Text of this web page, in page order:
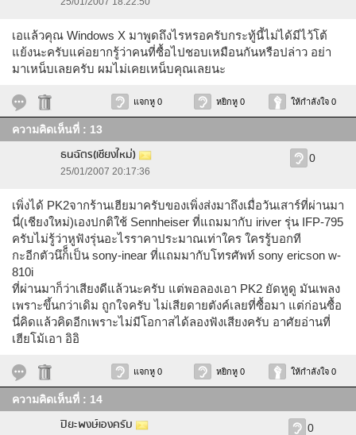
เอแล้วคุณ Windows X มาพูดถึงไรหรอครับกระทู้นี้ไม่ได้มีไว้โต้
แย้งนะครับแค่อยากรู้ว่าคนที่ซื้อไปชอบเหมือนกันหรือปล่าว อย่า
มาเหน็บเลยครับ ผมไม่เคยเหน็บคุณเลยนะ
แจกหู 0 หยิกหู 0 ให้กำลังใจ 0
ความคิดเห็นที่ : 13
ธนฉัตร(เชียงใหม่)
25/01/2007 20:17:36
0
เพิ่งได้ PK2จากร้านเฮียมาครับของเพิ่งส่งมาถึงเมื่อวันเสาร์ที่ผ่านมา
นี่(เชียงใหม่)เองปกติใช้ Sennheiser ที่แถมมากับ iriver รุ่น IFP-795
ครับไม่รู้ว่าหูฟังรุ่นอะไรราคาประมาณเท่าใคร ใครรู้บอกที
กะอีกตัวนึก็็เป็น sony-inear ที่แถมมากับโทรศัพท์ sony ericson w-
810i
ที่ผ่านมาก็ว่าเสียงดีแล้วนะครับ แต่พอลองเอา PK2 ยัดหูดู มันเพลง
เพราะขึ้นกว่าเดิม ถูกใจครับ ไม่เสียดายตังค์เลยที่ซื้อมา แต่ก่อนซื้อ
นี่คิดแล้วคิดอีกเพราะไม่มีโอกาสได้ลองฟังเสียงครับ อาศัยอ่านที่
เฮียโม้เอา อิอิ
แจกหู 0 หยิกหู 0 ให้กำลังใจ 0
ความคิดเห็นที่ : 14
ปิยะพงษ์เองครับ 0